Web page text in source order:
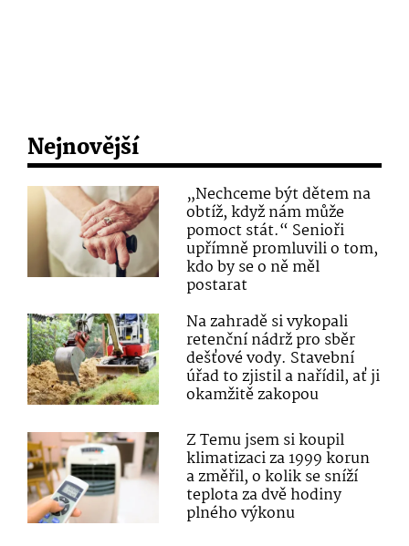
Nejnovější
„Nechceme být dětem na
obtíž, když nám může
pomoct stát.“ Senioři
upřímně promluvili o tom,
kdo by se o ně měl
postarat
Na zahradě si vykopali
retenční nádrž pro sběr
dešťové vody. Stavební
úřad to zjistil a nařídil, ať ji
okamžitě zakopou
Z Temu jsem si koupil
klimatizaci za 1999 korun
a změřil, o kolik se sníží
teplota za dvě hodiny
plného výkonu